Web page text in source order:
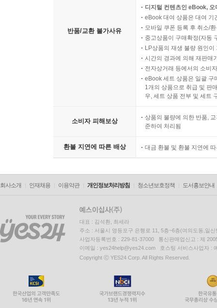
반품/교환 불가사유
디지털 컨텐츠인 eBook,
eBook 대여 상품은 대여 기
모바일 쿠폰 등록 후 취소/
중고상품이 구매확정(자동
LP상품의 재생 불량 원인
시간의 경과에 의해 재판매
전자상거래 등에서의 소비
eBook 세트 상품은 일괄 구
1개의 상품으로 취급 및 판
우, 세트 상품 전부 및 세트
소비자 피해보상
상품의 불량에 의한 반품,
준하여 처리됨
환불 지연에 따른 배상 대금 환불 및 환불 지연에
회사소개 인재채용 이용약관 개인정보처리방침 청소년보호정책 도서홍보안내
대표 : 김석환, 최세라
주소 : 서울시 영등포구 은행로 11, 5층~6층(여의도동,일신
사업자등록번호 : 229-81-37000 통신판매업신고 : 제
이메일 : yes24help@yes24.com 호스팅 서비스사업자 :
Copyright ⓒ YES24 Corp. All Rights Reserved.